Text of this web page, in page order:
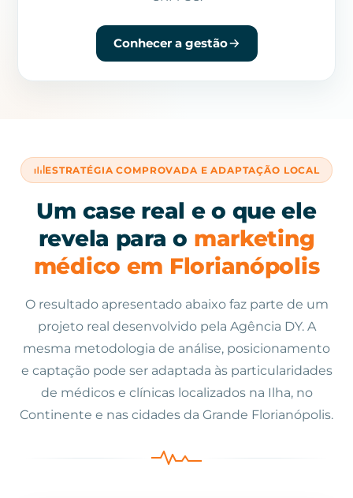
Conhecer a gestão
ESTRATÉGIA COMPROVADA E ADAPTAÇÃO LOCAL
Um case real e o que ele
revela para o marketing
médico em Florianópolis
O resultado apresentado abaixo faz parte de um
projeto real desenvolvido pela Agência DY. A
mesma metodologia de análise, posicionamento
e captação pode ser adaptada às particularidades
de médicos e clínicas localizados na Ilha, no
Continente e nas cidades da Grande Florianópolis.